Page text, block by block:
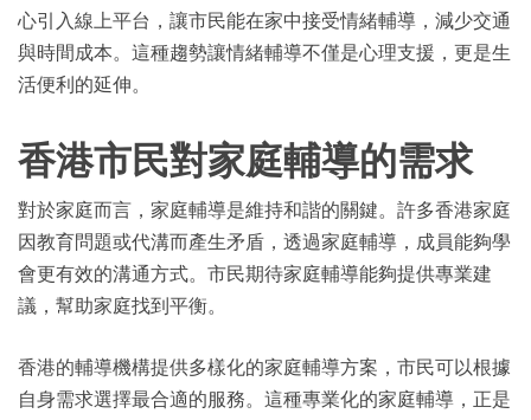
心引入線上平台，讓市民能在家中接受情緒輔導，減少交通
與時間成本。這種趨勢讓情緒輔導不僅是心理支援，更是生
活便利的延伸。
香港市民對家庭輔導的需求
對於家庭而言，家庭輔導是維持和諧的關鍵。許多香港家庭
因教育問題或代溝而產生矛盾，透過家庭輔導，成員能夠學
會更有效的溝通方式。市民期待家庭輔導能夠提供專業建
議，幫助家庭找到平衡。
香港的輔導機構提供多樣化的家庭輔導方案，市民可以根據
自身需求選擇最合適的服務。這種專業化的家庭輔導，正是